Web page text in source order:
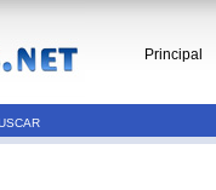
Principal